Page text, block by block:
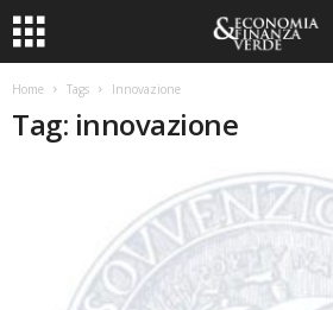
Home Tags Innovazione
Tag: innovazione